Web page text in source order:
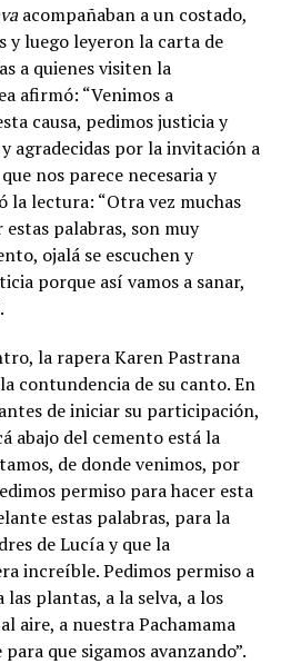
acompañaban a un costado,
y luego leyeron la carta de
a quienes visiten la
afirmó: “Venimos a
causa, pedimos justicia y
agradecidas por la invitación a
nos parece necesaria y
la lectura: “Otra vez muchas
palabras, son muy
ojalá se escuchen y
porque así vamos a sanar,
la rapera Karen Pastrana
contundencia de su canto. En
de iniciar su participación,
abajo del cemento está la
de donde venimos, por
permiso para hacer esta
estas palabras, para la
de Lucía y que la
increíble. Pedimos permiso a
las plantas, a la selva, a los
aire, a nuestra Pachamama
que sigamos avanzando”.